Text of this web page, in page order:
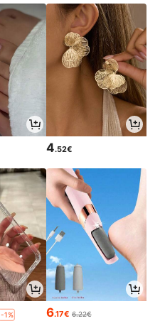
4.52€
-1% 6.17€ 6.22€